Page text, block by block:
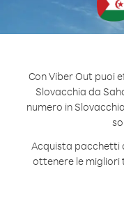
Con Viber Out puoi
Slovacchia da
numero in
Acquista pacchetti
ottenere le migliori